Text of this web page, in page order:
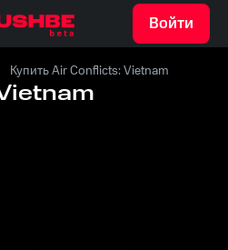
Войти
Купить Air Conflicts: Vietnam